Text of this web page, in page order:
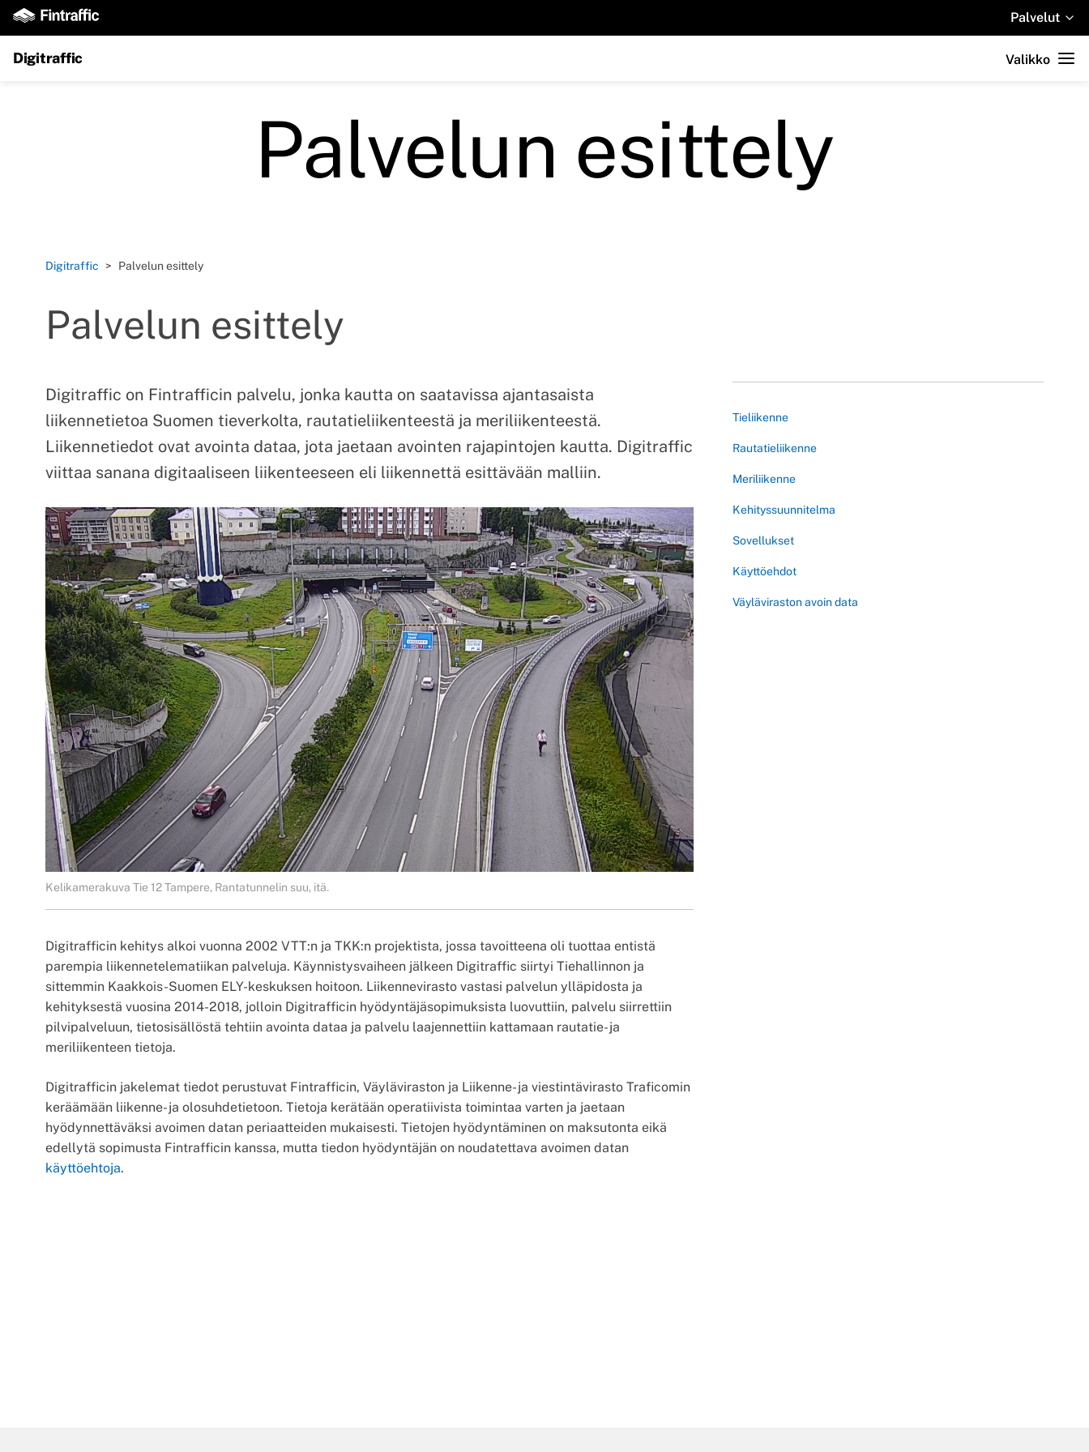
Palvelut
Digitraffic Valikko
Palvelun esittely
Digitraffic Palvelun esittely
Palvelun esittely
Digitraffic on Fintrafficin palvelu, jonka kautta on saatavissa ajantasaista
liikennetietoa Suomen tieverkolta, rautatieliikenteestä ja meriliikenteestä.
Liikennetiedot ovat avointa dataa, jota jaetaan avointen rajapintojen kautta. Digitraffic
viittaa sanana digitaaliseen liikenteeseen eli liikennettä esittävään malliin.
Kelikamerakuva Tie 12 Tampere, Rantatunnelin suu, itä.
Digitrafficin kehitys alkoi vuonna 2002 VTT:n ja TKK:n projektista, jossa tavoitteena oli tuottaa entistä
parempia liikennetelematiikan palveluja. Käynnistysvaiheen jälkeen Digitraffic siirtyi Tiehallinnon ja
sittemmin Kaakkois-Suomen ELY-keskuksen hoitoon. Liikennevirasto vastasi palvelun ylläpidosta ja
kehityksestä vuosina 2014-2018, jolloin Digitrafficin hyödyntäjäsopimuksista luovuttiin, palvelu siirrettiin
pilvipalveluun, tietosisällöstä tehtiin avointa dataa ja palvelu laajennettiin kattamaan rautatie- ja
meriliikenteen tietoja.
Digitrafficin jakelemat tiedot perustuvat Fintrafficin, Väyläviraston ja Liikenne- ja viestintävirasto Traficomin
keräämään liikenne- ja olosuhdetietoon. Tietoja kerätään operatiivista toimintaa varten ja jaetaan
hyödynnettäväksi avoimen datan periaatteiden mukaisesti. Tietojen hyödyntäminen on maksutonta eikä
edellytä sopimusta Fintrafficin kanssa, mutta tiedon hyödyntäjän on noudatettava avoimen datan
käyttöehtoja.
Tieliikenne
Rautatieliikenne
Meriliikenne
Kehityssuunnitelma
Sovellukset
Käyttöehdot
Väyläviraston avoin data